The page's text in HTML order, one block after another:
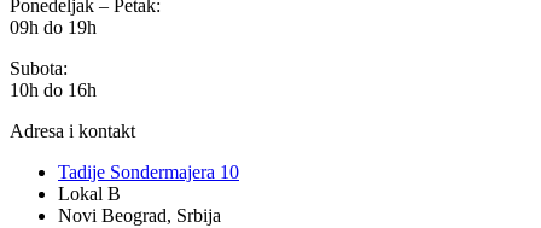
Ponedeljak – Petak:
09h do 19h
Subota:
10h do 16h
Adresa i kontakt
Tadije Sondermajera 10
Lokal B
Novi Beograd, Srbija